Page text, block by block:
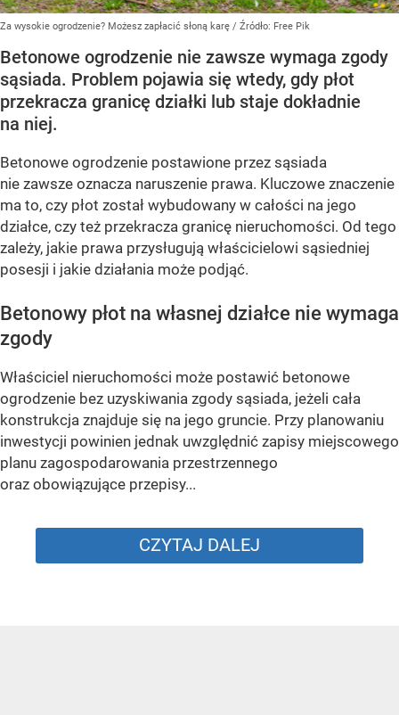
Za wysokie ogrodzenie? Możesz zapłacić słoną karę / Źródło: Free Pik
Betonowe ogrodzenie nie zawsze wymaga zgody
sąsiada. Problem pojawia się wtedy, gdy płot
przekracza granicę działki lub staje dokładnie
na niej.
Betonowe ogrodzenie postawione przez sąsiada
nie zawsze oznacza naruszenie prawa. Kluczowe znaczenie
ma to, czy płot został wybudowany w całości na jego
działce, czy też przekracza granicę nieruchomości. Od tego
zależy, jakie prawa przysługują właścicielowi sąsiedniej
posesji i jakie działania może podjąć.
Betonowy płot na własnej działce nie wymaga
zgody
Właściciel nieruchomości może postawić betonowe
ogrodzenie bez uzyskiwania zgody sąsiada, jeżeli cała
konstrukcja znajduje się na jego gruncie. Przy planowaniu
inwestycji powinien jednak uwzględnić zapisy miejscowego
planu zagospodarowania przestrzennego
oraz obowiązujące przepisy...
CZYTAJ DALEJ